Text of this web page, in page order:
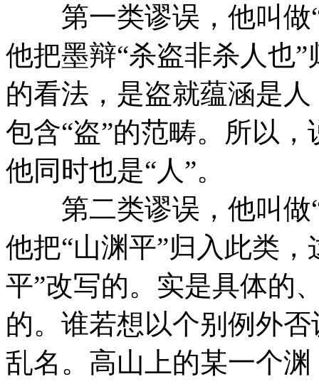
第一类谬误，他叫做“
他把墨辩“杀盗非杀人也
的看法，是盗就蕴涵是
包含“盗”的范畴。所以
他同时也是“人”。
第二类谬误，他叫做“
他把“山渊平”归入此类
平”改写的。实是具体的
的。谁若想以个别例外
乱名。高山上的某一个